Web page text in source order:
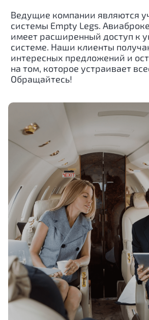
Ведущие компании являются
системы Empty Legs.
имеет расширенный доступ к
системе. Наши клиенты
интересных предложений и
на том, которое устраивает
Обращайтесь!